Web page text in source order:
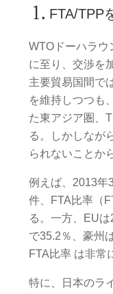
FTA/TPP
WTOドーハラウ
に至り、交渉を
主要貿易国間で
を維持しつつも
た東アジア圏、
る。しかしなが
られないことか
例えば、2013年
件、FTA比率（
る。一方、EU
で35.2％、豪州
FTA比率 は非常
特に、日本のラ